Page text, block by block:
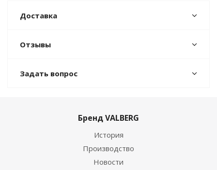
Доставка
Отзывы
Задать вопрос
Бренд VALBERG
История
Производство
Новости